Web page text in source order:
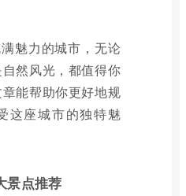
魅力的城市，无论
然风光，都值得你
能帮助你更好地规
这座城市的独特魅
景点推荐